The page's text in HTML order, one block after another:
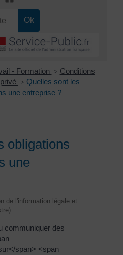
- Formation > Conditions
> Quelles sont les
une entreprise ?
obligations
une
de l'information légale et
communiquer des
span> <span